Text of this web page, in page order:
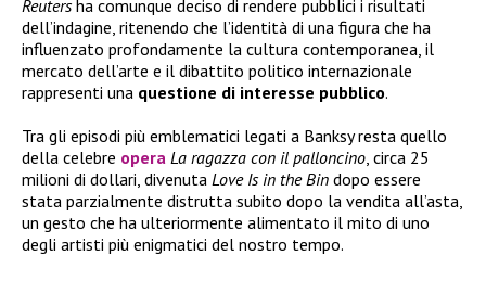
Reutersha comunque deciso di rendere pubblici i risultati
dell’indagine, ritenendo che l’identità di una figura che ha
influenzato profondamente la cultura contemporanea, il
mercato dell’arte e il dibattito politico internazionale
rappresenti una questione di interesse pubblico.
Tra gli episodi più emblematici legati a Banksy resta quello
della celebre opera La ragazza con il palloncino , circa 25
milioni di dollari, divenuta Love Is in the Bin dopo essere
stata parzialmente distrutta subito dopo la vendita all’asta,
un gesto che ha ulteriormente alimentato il mito di uno
degli artisti più enigmatici del nostro tempo.